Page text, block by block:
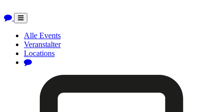
Toggle
navigation
Alle Events
Veranstalter
Locations